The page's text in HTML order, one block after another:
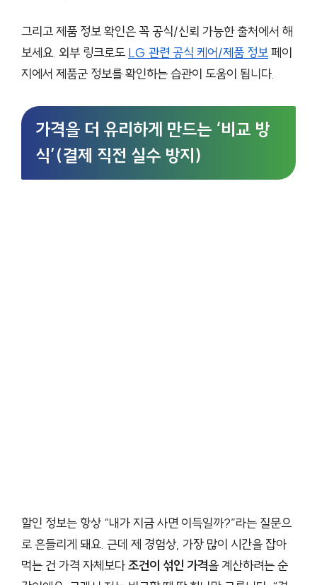
그리고 제품 정보 확인은 꼭 공식/신뢰 가능한 출처에서 해
보세요. 외부 링크로도 LG 관련 공식 케어/제품 정보페이
지에서 제품군 정보를 확인하는 습관이 도움이 됩니다.
가격을 더 유리하게 만드는 ‘비교 방
식’(결제 직전 실수 방지)
할인 정보는 항상 “내가 지금 사면 이득일까?”라는 질문으
로 흔들리게 돼요. 근데 제 경험상, 가장 많이 시간을 잡아
먹는 건 가격 자체보다조건이 섞인 가격을 계산하려는 순